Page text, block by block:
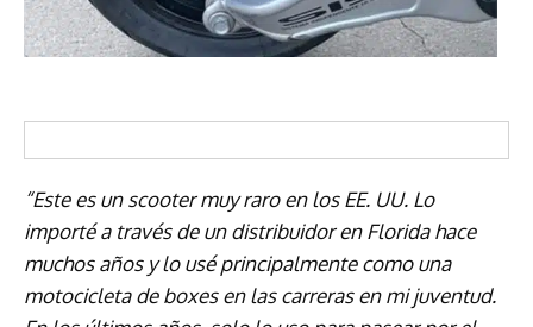
“Este es un scooter muy raro en los EE. UU. Lo
importé a través de un distribuidor en Florida hace
muchos años y lo usé principalmente como una
motocicleta de boxes en las carreras en mi juventud.